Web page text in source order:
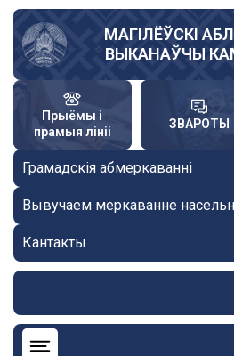
Skip
main
content
МАГІЛЁЎСКІ
ВЫКАНАЎЧЫ
Прыёмы і
прамыя лініі
ЗВАРОТЫ
Грамадскія абмеркаванні
Вывучаем меркаванне
Кантакты